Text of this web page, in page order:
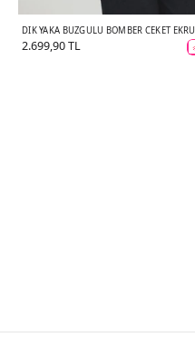
DIK YAKA BÜZGÜLÜ BOMBER CEKET EKRU
2.699,90 TL